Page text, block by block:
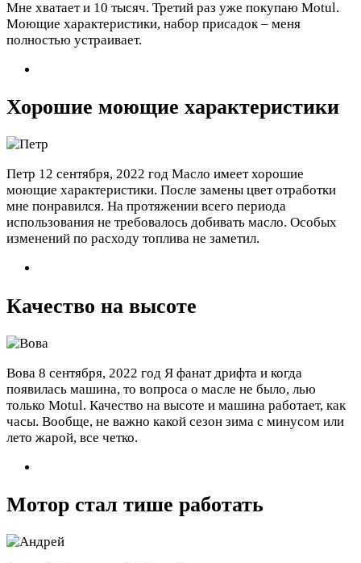
Мне хватает и 10 тысяч. Третий раз уже покупаю Motul.
Моющие характеристики, набор присадок – меня
полностью устраивает.
Хорошие моющие характеристики
Петр 12 сентября, 2022 год Масло имеет хорошие
моющие характеристики. После замены цвет отработки
мне понравился. На протяжении всего периода
использования не требовалось добивать масло. Особых
изменений по расходу топлива не заметил.
Качество на высоте
Вова 8 сентября, 2022 год Я фанат дрифта и когда
появилась машина, то вопроса о масле не было, лью
только Motul. Качество на высоте и машина работает, как
часы. Вообще, не важно какой сезон зима с минусом или
лето жарой, все четко.
Мотор стал тише работать